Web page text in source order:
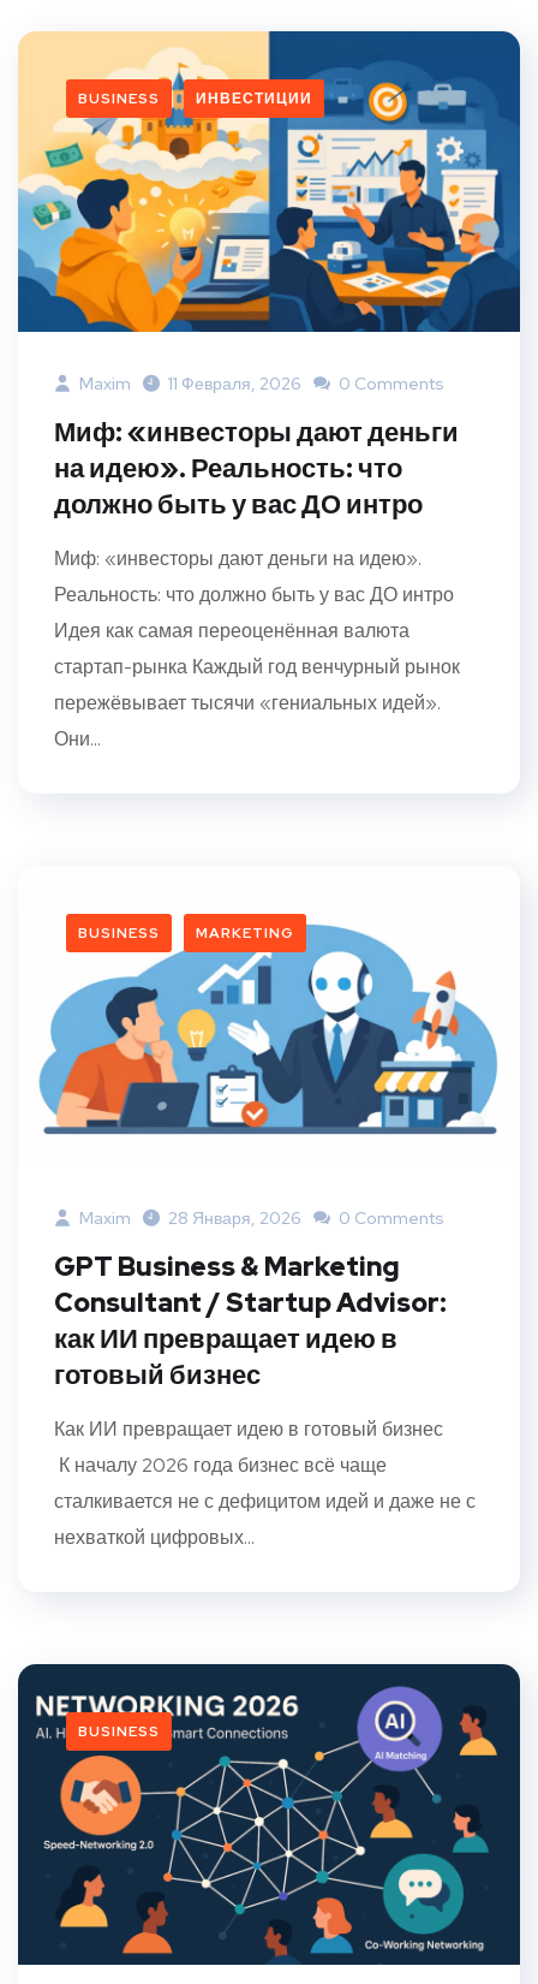
BUSINESS ИНВЕСТИЦИИ
Maxim 11 Февраля, 2026 0 Comments
Миф: «инвесторы дают деньги
на идею». Реальность: что
должно быть у вас ДО интро
Миф: «инвесторы дают деньги на идею».
Реальность: что должно быть у вас ДО интро
Идея как самая переоценённая валюта
стартап-рынка Каждый год венчурный рынок
пережёвывает тысячи «гениальных идей».
Они...
BUSINESS MARKETING
Maxim 28 Января, 2026 0 Comments
GPT Business & Marketing
Consultant / Startup Advisor:
как ИИ превращает идею в
готовый бизнес
Как ИИ превращает идею в готовый бизнес
К началу 2026 года бизнес всё чаще
сталкивается не с дефицитом идей и даже не с
нехваткой цифровых...
BUSINESS